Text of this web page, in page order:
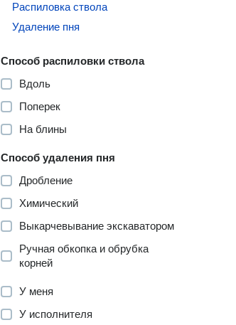
Распиловка ствола
Удаление пня
Способ распиловки ствола
Вдоль
Поперек
На блины
Способ удаления пня
Дробление
Химический
Выкарчевывание экскаватором
Ручная обкопка и обрубка
корней
У меня
У исполнителя